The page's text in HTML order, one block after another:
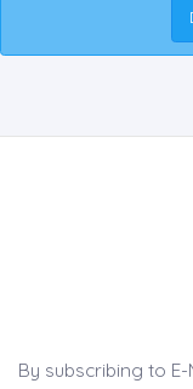
By subscribing to